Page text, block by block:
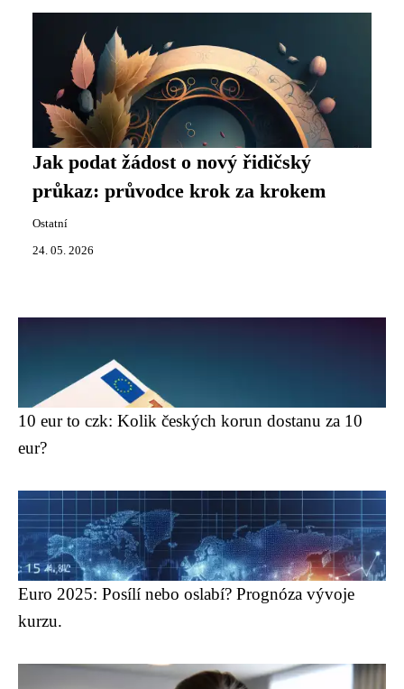
Jak podat žádost o nový řidičský
průkaz: průvodce krok za krokem
Ostatní
24. 05. 2026
10 eur to czk: Kolik českých korun dostanu za 10
eur?
Euro 2025: Posílí nebo oslabí? Prognóza vývoje
kurzu.